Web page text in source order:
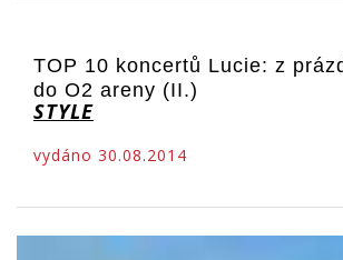
TOP 10 koncertů Lucie: z
do O2 areny (II.)
STYLE
vydáno 30.08.2014